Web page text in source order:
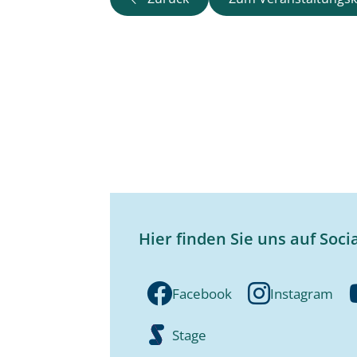
Hier finden Sie uns auf
Facebook Instagram
Stage